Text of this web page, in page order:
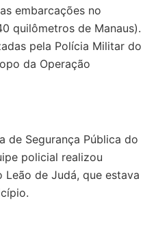
embarcações no
quilômetros de Manaus).
pela Polícia Militar do
da Operação
de Segurança Pública do
policial realizou
de Judá, que estava